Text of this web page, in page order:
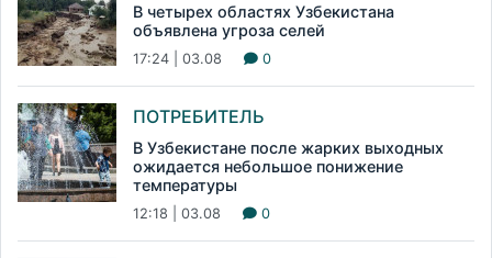
В четырех областях Узбекистана
объявлена угроза селей
17:24 | 03.08 0
ПОТРЕБИТЕЛЬ
В Узбекистане после жарких выходных
ожидается небольшое понижение
температуры
12:18 | 03.08 0